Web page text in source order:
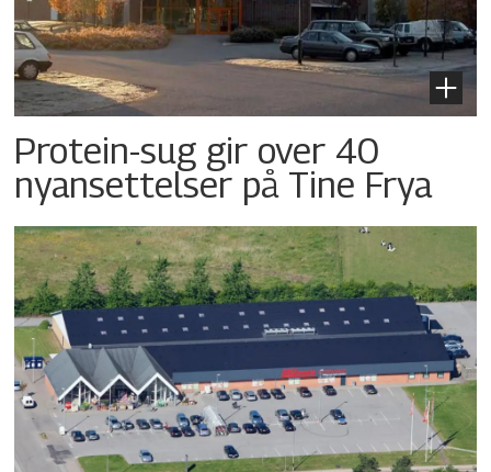
Protein-sug gir over 40
nyansettelser på Tine Frya